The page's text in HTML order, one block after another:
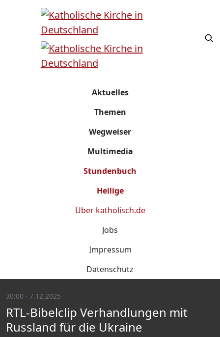
Aktuelles
Themen
Wegweiser
Multimedia
Stundenbuch
Heilige
Über katholisch.de
Jobs
Impressum
Datenschutz
30:00 · 7.12.2025
RTL-Bibelclip Verhandlungen mit
Russland für die Ukraine